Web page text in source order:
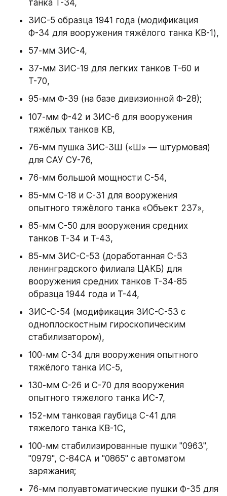
танка Т-34,
ЗИС-5 образца 1941 года (модификация
Ф-34 для вооружения тяжёлого танка KB-1),
57-мм ЗИС-4,
37-мм ЗИС-19 для легких танков Т-60 и
Т-70,
95-мм Ф-39 (на базе дивизионной Ф-28);
107-мм Ф-42 и ЗИС-6 для вооружения
тяжёлых танков KB,
76-мм пушка ЗИС-3Ш («Ш» — штурмовая)
для САУ СУ-76,
76-мм большой мощности С-54,
85-мм С-18 и С-31 для вооружения
опытного тяжёлого танка «Объект 237»,
85-мм С-50 для вооружения средних
танков Т-34 и Т-43,
85-мм ЗИС-С-53 (доработанная С-53
ленинградского филиала ЦАКБ) для
вооружения средних танков Т-34-85
образца 1944 года и Т-44,
ЗИС-С-54 (модификация ЗИС-С-53 с
одноплоскостным гироскопическим
стабилизатором),
100-мм С-34 для вооружения опытного
тяжёлого танка ИС-5,
130-мм С-26 и С-70 для вооружения
опытного тяжелого танка ИС-7,
152-мм танковая гаубица С-41 для
тяжелого танка КВ-1С,
100-мм стабилизированные пушки "0963",
"0979", С-84СА и "0865" с автоматом
заряжания;
76-мм полуавтоматические пушки Ф-35 для